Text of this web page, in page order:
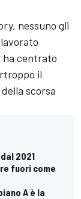
nessuno gli
ha centrato
il
scorsa
2021
fuori come
A è la